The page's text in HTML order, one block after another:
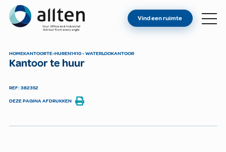
Allten
VIND EEN RUIMTE
Vind een ruimte
HOMEKANTOORTE-HUREN1410 - WATERLOOKANTOOR
Kantoor te huur
REF: 382352
DEZE PAGINA AFDRUKKEN